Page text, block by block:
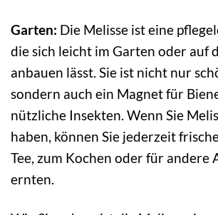
Garten: Die Melisse ist eine
die sich leicht im Garten oder auf
anbauen lässt. Sie ist nicht nur
sondern auch ein Magnet für
nützliche Insekten. Wenn Sie
haben, können Sie jederzeit
Tee, zum Kochen oder für andere
ernten.